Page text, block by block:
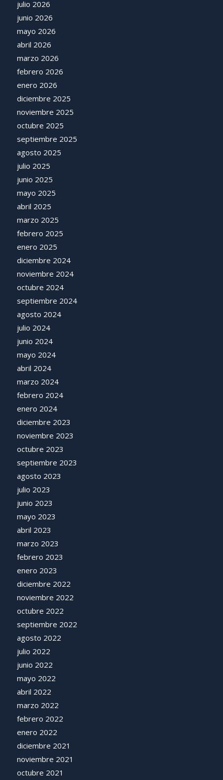
julio 2026
junio 2026
mayo 2026
abril 2026
marzo 2026
febrero 2026
enero 2026
diciembre 2025
noviembre 2025
octubre 2025
septiembre 2025
agosto 2025
julio 2025
junio 2025
mayo 2025
abril 2025
marzo 2025
febrero 2025
enero 2025
diciembre 2024
noviembre 2024
octubre 2024
septiembre 2024
agosto 2024
julio 2024
junio 2024
mayo 2024
abril 2024
marzo 2024
febrero 2024
enero 2024
diciembre 2023
noviembre 2023
octubre 2023
septiembre 2023
agosto 2023
julio 2023
junio 2023
mayo 2023
abril 2023
marzo 2023
febrero 2023
enero 2023
diciembre 2022
noviembre 2022
octubre 2022
septiembre 2022
agosto 2022
julio 2022
junio 2022
mayo 2022
abril 2022
marzo 2022
febrero 2022
enero 2022
diciembre 2021
noviembre 2021
octubre 2021